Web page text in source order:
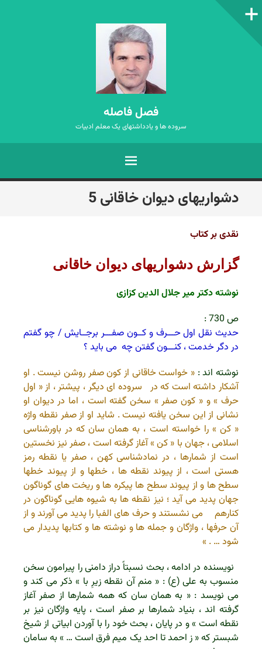
ستون‌کناری
فصل فاصله
سروده ها و یادداشتهای یک معلم ادبیات
فهرست
رفتن
به
دشواریهای دیوان خاقانی 5
نقدی بر کتاب
گزارش دشواریهای دیوان خاقانی
نوشته دکتر میر جلال الدین کزازی
ص 730 :
حدیث نقل اول حـــرف و کــون صفـــر برجــایش / چو گفتم
در دگر خدمت ، کنـــون گفتن چه می باید ؟
نوشته اند : « خواست خاقانی از کون صفر روشن نیست . او
آشکار داشته است که در سروده ای دیگر ، پیشتر ، از « اول
حرف » و « کون صفر » سخن گفته است ، اما در دیوان او
نشانی از این سخن یافته نیست . شاید او از صفر نقطه واژه
« کن » را خواسته است ، به همان سان که در باورشناسی
اسلامی ، جهان با « کن » آغاز گرفته است ، صفر نیز نخستین
است از شمارها ، در نمادشناسی کهن ، صفر یا نقطه رمز
هستی است ، از پیوند نقطه ها ، خطها و از پیوند خطها
سطح ها و از پیوند سطح ها پیکره ها و ریخت های گوناگون
جهان پدید می آید ؛ نیز نقطه ها به شیوه هایی گوناگون در
کنارهم می نشستند و حرف های الفبا را پدید می آورند و از
آن حرفها ، واژگان و جمله ها و نوشته ها و کتابها پدیدار می
شود … . »
نویسنده در ادامه ، بحث نسبتاً دراز دامنی را پیرامون سخن
منسوب به علی (ع) : « منم آن نقطه زیرِ با » ذکر می کند و
می نویسد : « به همان سان که همه شمارها از صفر آغاز
گرفته اند ، بنیاد شمارها بر صفر است ، پایه واژگان نیز بر
نقطه است » و در پایان ، بحث خود را با آوردن ابیاتی از شیخ
شبستر که « ز احمد تا احد یک میم فرق است … » به سامان